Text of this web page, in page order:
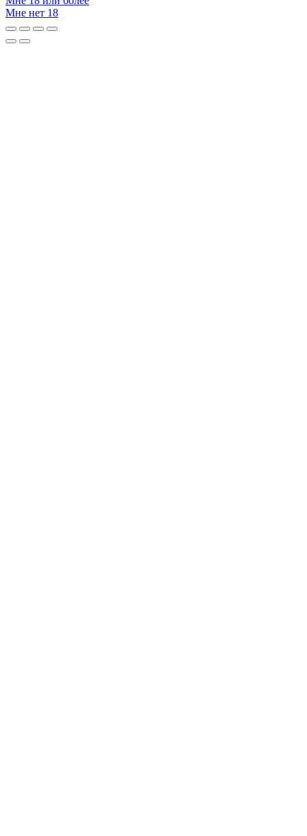
Мне нет 18